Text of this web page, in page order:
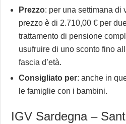
Prezzo: per una settimana di
prezzo è di 2.710,00 € per
trattamento di pensione
usufruire di uno sconto fino
fascia d’età.
Consigliato per: anche in
le famiglie con i bambini.
IGV Sardegna –